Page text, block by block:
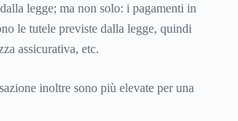
legge; ma non solo: i pagamenti in
le tutele previste dalla legge, quindi
assicurativa, etc.
inoltre sono più elevate per una